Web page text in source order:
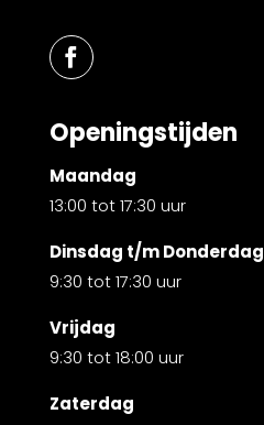
Openingstijden
Maandag
13:00 tot 17:30 uur
Dinsdag t/m Donderdag
9:30 tot 17:30 uur
Vrijdag
9:30 tot 18:00 uur
Zaterdag